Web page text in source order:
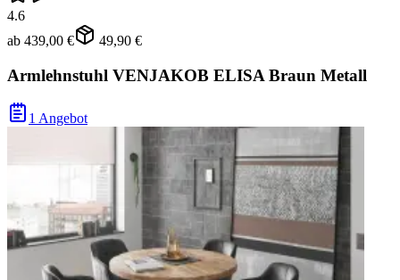
4.6
ab 439,00 € 49,90 €
Armlehnstuhl VENJAKOB ELISA Braun Metall
1 Angebot